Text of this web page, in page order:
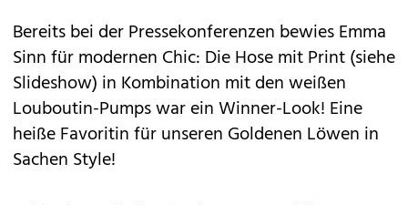
Bereits bei der Pressekonferenzen bewies Emma
Sinn für modernen Chic: Die Hose mit Print (siehe
Slideshow) in Kombination mit den weißen
Louboutin-Pumps war ein Winner-Look! Eine
heiße Favoritin für unseren Goldenen Löwen in
Sachen Style!